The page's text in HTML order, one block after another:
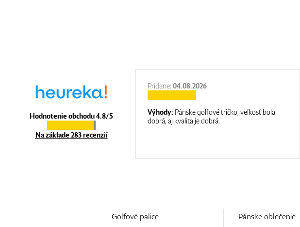
Hodnotenie obchodu 4.8/5
Na základe 283 recenzií
It is a great shop where they help you
Pridane:04.08.2026
Výhody: Pánske golfové tričko, veľkosť bola
dobrá, aj kvalita je dobrá.
Golfové palice
Pánske oblečenie